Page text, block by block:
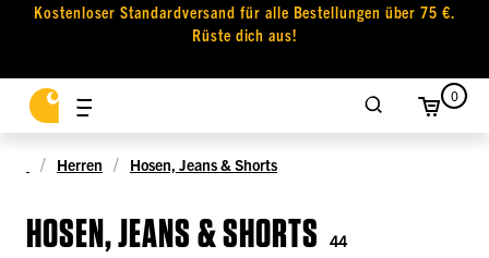
Kostenloser Standardversand für alle Bestellungen über 75 €.
Rüste dich aus!
0
Herren Hosen, Jeans & Shorts
HOSEN, JEANS & SHORTS 44